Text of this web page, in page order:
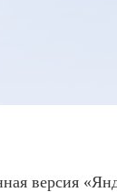
версия